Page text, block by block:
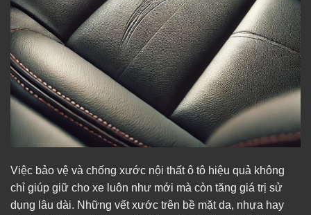
Việc bảo vệ và chống xước nội thất ô tô hiệu quả không
chỉ giúp giữ cho xe luôn như mới mà còn tăng giá trị sử
dụng lâu dài. Những vết xước trên bề mặt da, nhựa hay